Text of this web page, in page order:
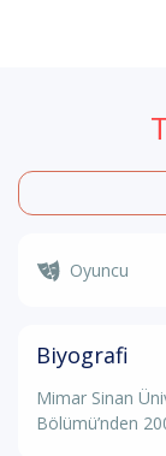
Oyuncu
Biyografi
Mimar Sinan
Bölümü’nden